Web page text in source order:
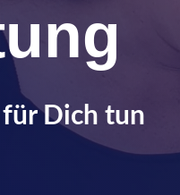
für Dich tun